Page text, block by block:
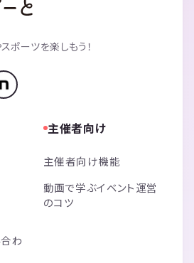
ポーツを楽しもう！
わ
主催者向け
主催者向け機能
動画で学ぶイベント運営
のコツ